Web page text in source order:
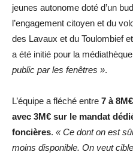
jeunes autonome doté d’un
l’engagement citoyen et du
des Lavaux et du Toulombief
a été initié pour la
public par les fenêtres ».
L’équipe a fléché entre 7 à
avec 3M€ sur le mandat
foncières. « Ce dont on est
moins disponible. On veut